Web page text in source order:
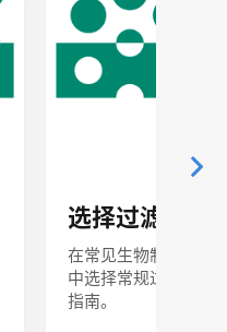
选择过滤器
在常见生物制药工艺
中选择常规过滤器的
指南。